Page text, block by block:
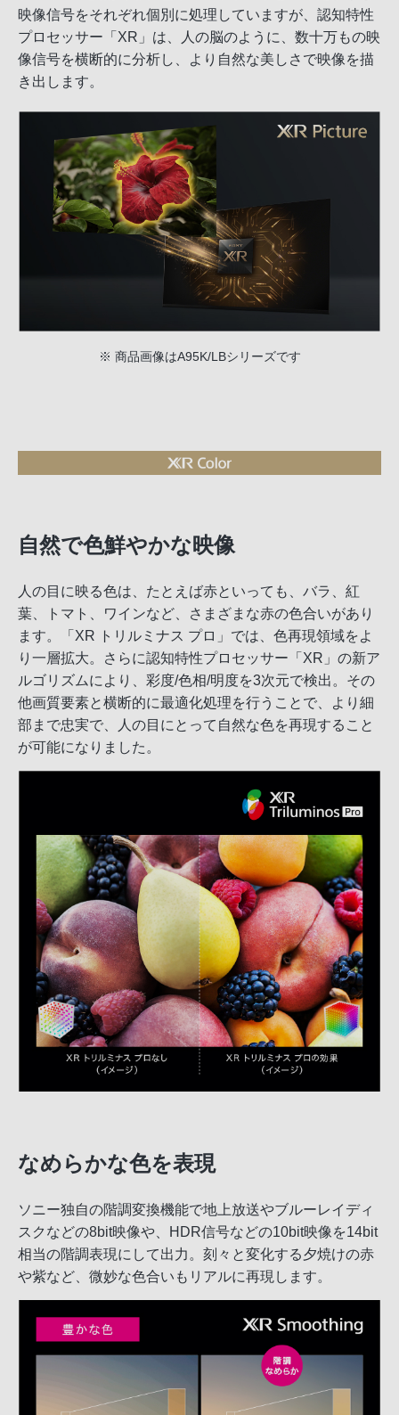
映像信号をそれぞれ個別に処理していますが、認知特性
プロセッサー「XR」は、人の脳のように、数十万もの映
像信号を横断的に分析し、より自然な美しさで映像を描
き出します。
※ 商品画像はA95K/LBシリーズです
自然で色鮮やかな映像
人の目に映る色は、たとえば赤といっても、バラ、紅
葉、トマト、ワインなど、さまざまな赤の色合いがあり
ます。「XR トリルミナス プロ」では、色再現領域をよ
り一層拡大。さらに認知特性プロセッサー「XR」の新ア
ルゴリズムにより、彩度/色相/明度を3次元で検出。その
他画質要素と横断的に最適化処理を行うことで、より細
部まで忠実で、人の目にとって自然な色を再現すること
が可能になりました。
なめらかな色を表現
ソニー独自の階調変換機能で地上放送やブルーレイディ
スクなどの8bit映像や、HDR信号などの10bit映像を14bit
相当の階調表現にして出力。刻々と変化する夕焼けの赤
や紫など、微妙な色合いもリアルに再現します。